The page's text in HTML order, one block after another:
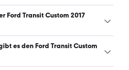
2017 ist mit manuellem und
erhältlich. (Stand: 7.8.2026)
Ford Transit Custom 2017
2017 gibt es in folgenden
schwarz, grau, braun, grün
es den Ford Transit Custom